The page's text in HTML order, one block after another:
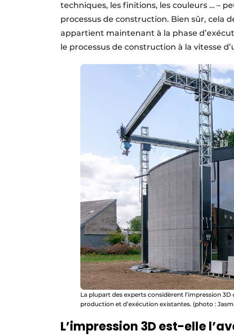
techniques, les finitions, les couleurs … –
processus de construction. Bien sûr, cela
appartient maintenant à la phase
le processus de construction à la vitesse
La plupart des experts considèrent l’impression
production et d’exécution existantes. (photo :
L’impression 3D est-elle